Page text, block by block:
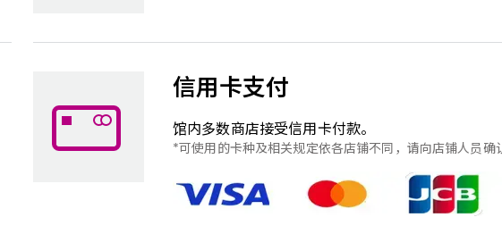
信用卡支付
馆内多数商店接受信用卡付款。
可使用的卡种及相关规定依各店铺不同，请向店铺人员确